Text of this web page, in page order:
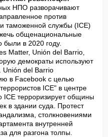
НПО разворачивают
против
таможенной службы (ICE)
общенациональные
в 2020 году.
Matter, Unión del Barrio,
демократы используют
Unión del Barrio
в Facebook с целью
ICE" в центре
ICE терроризирует общины
в здании суда. Протест
столкновениями
внутренней
для разгона толпы.